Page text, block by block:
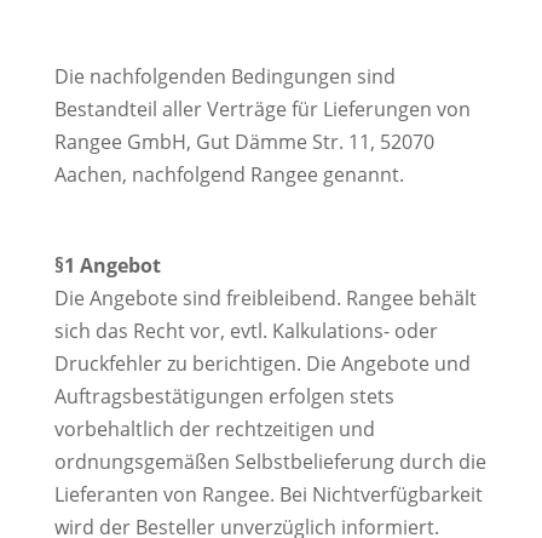
Die nachfolgenden Bedingungen sind
Bestandteil aller Verträge für Lieferungen von
Rangee GmbH, Gut Dämme Str. 11, 52070
Aachen, nachfolgend Rangee genannt.
§1 Angebot
Die Angebote sind freibleibend. Rangee behält
sich das Recht vor, evtl. Kalkulations- oder
Druckfehler zu berichtigen. Die Angebote und
Auftragsbestätigungen erfolgen stets
vorbehaltlich der rechtzeitigen und
ordnungsgemäßen Selbstbelieferung durch die
Lieferanten von Rangee. Bei Nichtverfügbarkeit
wird der Besteller unverzüglich informiert.